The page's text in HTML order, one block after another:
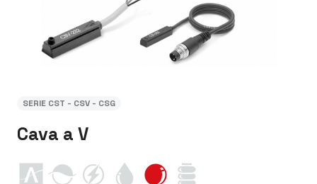
SERIE CST - CSV - CSG
Cava a V